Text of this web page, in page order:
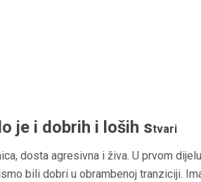
je i dobrih i loših stvari
dosta agresivna i živa. U prvom
bili dobri u obrambenoj tranziciji.